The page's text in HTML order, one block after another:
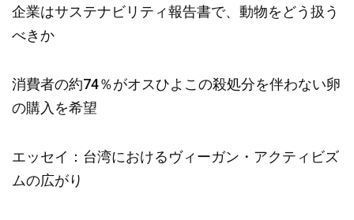
企業はサステナビリティ報告書で、動物をどう扱う
べきか
消費者の約74％がオスひよこの殺処分を伴わない卵
の購入を希望
エッセイ：台湾におけるヴィーガン・アクティビズ
ムの広がり